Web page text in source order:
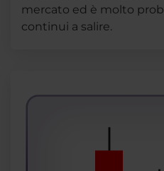
mercato ed è molto
continui a salire.